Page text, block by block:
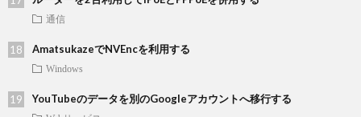
通信
AmatsukazeでNVEncを利用する
Windows
YouTubeのデータを別のGoogleアカウントへ移行する